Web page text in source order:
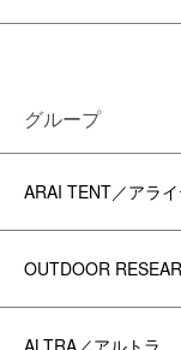
グループ
ARAI TENT／アライ
OUTDOOR
ALTRA／アルトラ